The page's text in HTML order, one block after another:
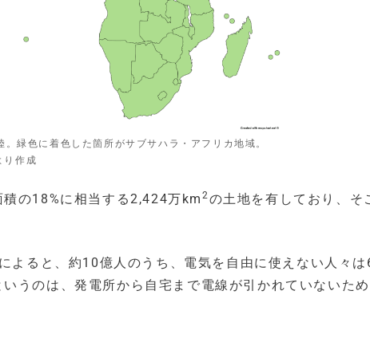
。緑色に着色した箇所がサブサハラ・アフリカ地域。
作成
の18%に相当する2,424万km2の土地を有しており、そ
よると、約10億人のうち、電気を自由に使えない人々は
うのは、発電所から自宅まで電線が引かれていないた